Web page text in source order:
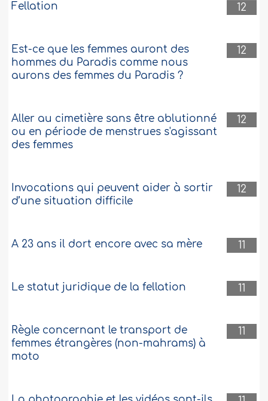
12
Fellation
12
Est-ce que les femmes auront des
hommes du Paradis comme nous
aurons des femmes du Paradis ?
12
Aller au cimetière sans être ablutionné
ou en période de menstrues s'agissant
des femmes
12
Invocations qui peuvent aider à sortir
d’une situation difficile
11
A 23 ans il dort encore avec sa mère
11
Le statut juridique de la fellation
11
Règle concernant le transport de
femmes étrangères (non-mahrams) à
moto